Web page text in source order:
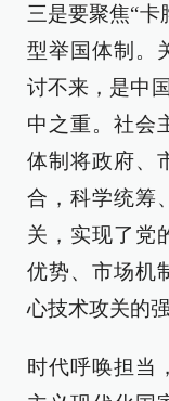
三是要聚焦“卡
型举国体制。
讨不来，是中
中之重。社会
体制将政府、
合，科学统筹
关，实现了党
优势、市场机
心技术攻关的
时代呼唤担当